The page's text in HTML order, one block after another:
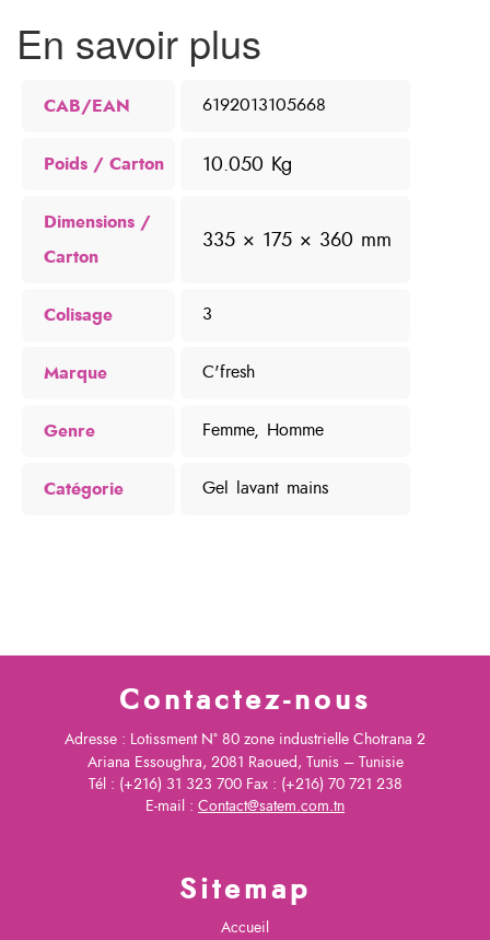
En savoir plus
CAB/EAN 6192013105668
Poids 10.050 Kg
Dimensions
335 × 175 × 360 mm
Colisage 3
Marque C'fresh
Genre Femme, Homme
Catégorie Gel lavant mains
Contactez-nous
Adresse : Lotissment N° 80 zone industrielle Chotrana 2
Ariana Essoughra, 2081 Raoued, Tunis – Tunisie
Tél : (+216) 31 323 700 Fax : (+216) 70 721 238
E-mail : Contact@satem.com.tn
Sitemap
Accueil